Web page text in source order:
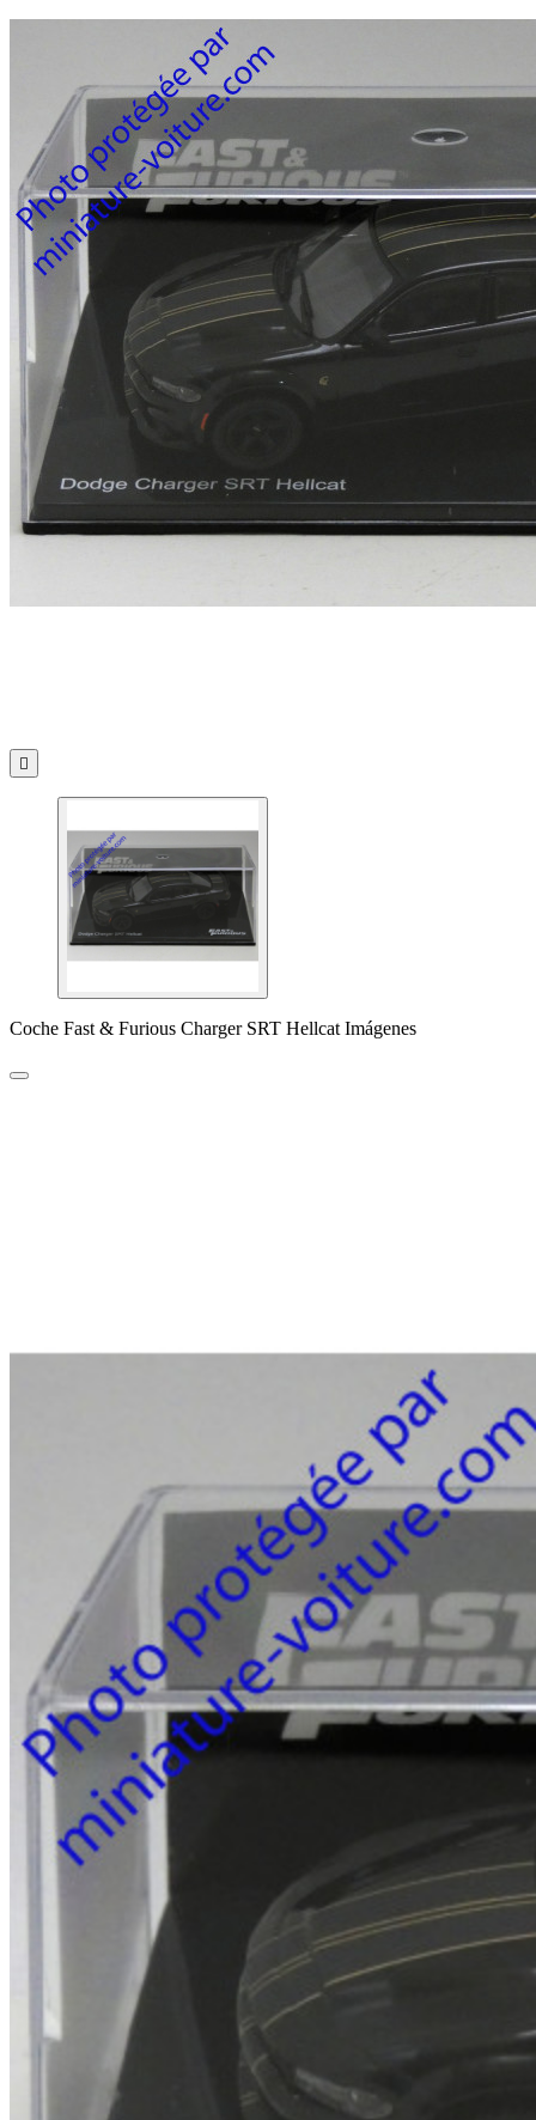

Coche Fast & Furious Charger SRT Hellcat Imágenes